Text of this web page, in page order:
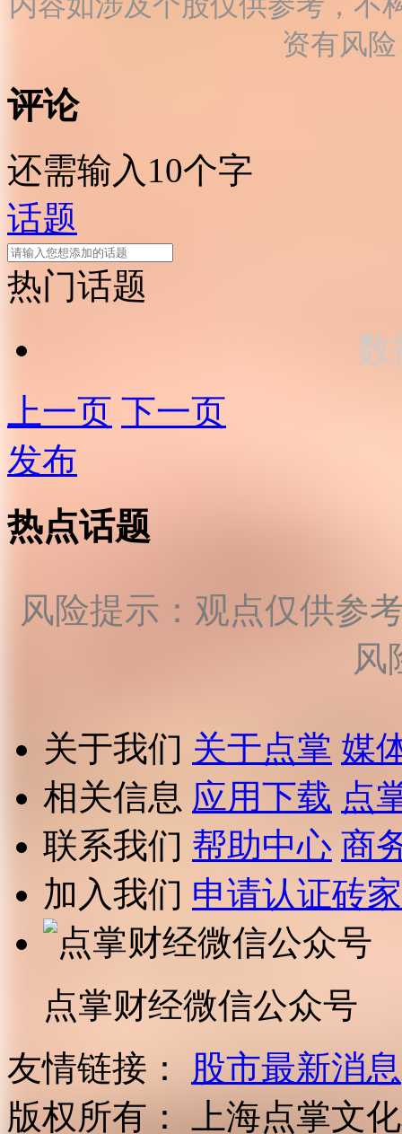
资有风
评论
还需输入10个字
话题
热门话题
数
上一页 下一页
发布
热点话题
风险提示：观点仅供参
风
关于我们 关于点掌 媒
相关信息 应用下载 点
联系我们 帮助中心 商
加入我们 申请认证砖家
点掌财经微信公众号
友情链接：
股市最新消息
版权所有：
上海点掌文